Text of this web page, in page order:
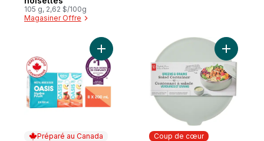
105 g, 2,62 $/100g
Magasiner Offre
Préparé au Canada
Ajouter Boîtes de jus de pêche
Coup de cœur
Ajouter